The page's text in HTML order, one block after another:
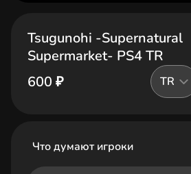
Tsugunohi -Supernatural
Supermarket- PS4 TR
600 ₽
TR
Что думают игроки